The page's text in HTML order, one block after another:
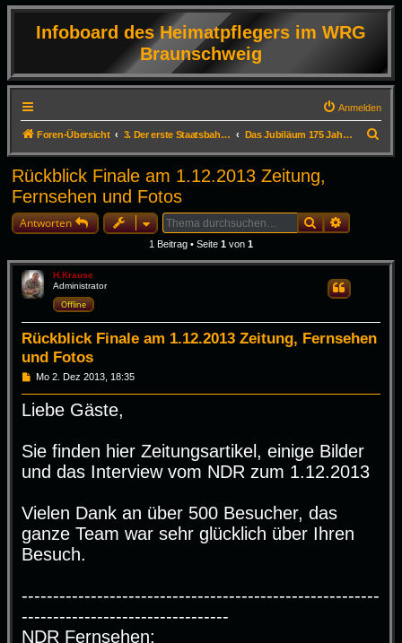
Infoboard des Heimatpflegers im WRG
Braunschweig
Anmelden
Foren-Übersicht 3. Der erste Staatsbahnhof Deutschlands in Braunschweig Das Jubiläum 175 Jahre erste Deutsche Staatseisenbahn 1.12.2013
u
Rückblick Finale am 1.12.2013 Zeitung,
Fernsehen und Fotos
Antworten SucheErweiterte
1 Beitrag • Seite 1 von 1
H.Krause
Administrator
Offline
Rückblick Finale am 1.12.2013 Zeitung, Fernsehen
und Fotos
Zitieren
B
g
Mo 2. Dez 2013, 18:35
Liebe Gäste,
Sie finden hier Zeitungsartikel, einige Bilder
und das Interview vom NDR zum 1.12.2013
Vielen Dank an über 500 Besucher, das
ganze Team war sehr glücklich über Ihren
Besuch.
---------------------------------------------------------
---------------------------------
NDR Fernsehen: